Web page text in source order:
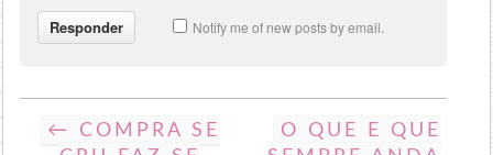
Notify me of new posts by email.
← COMPRA SE
O QUE E QUE